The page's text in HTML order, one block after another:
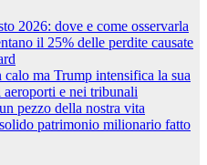
2026: dove e come osservarla
il 25% delle perdite causate
ma Trump intensifica la sua
e nei tribunali
pezzo della nostra vita
patrimonio milionario fatto